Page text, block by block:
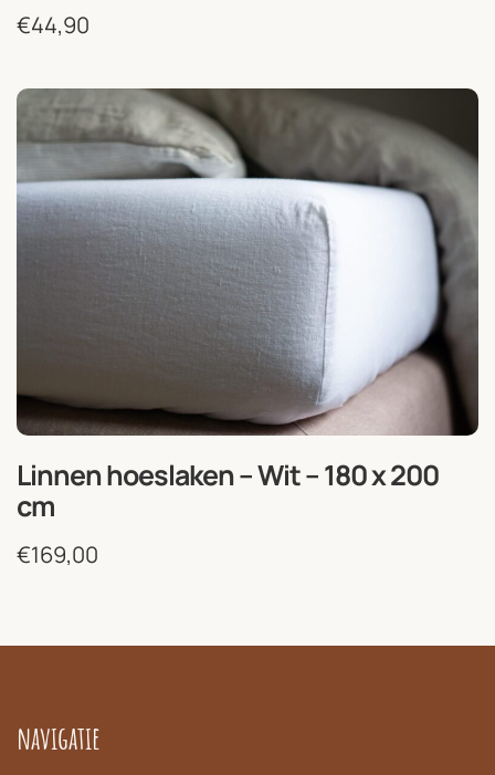
€44,90
Linnen hoeslaken – Wit – 180 x 200
cm
€169,00
navigatie